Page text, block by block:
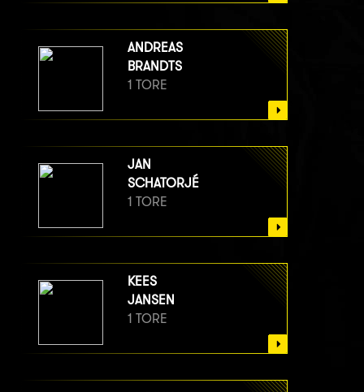
ANDREAS
BRANDTS
1 TORE
JAN
SCHATORJÉ
1 TORE
KEES
JANSEN
1 TORE